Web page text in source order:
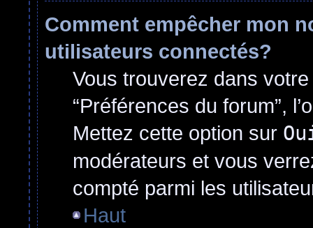
Comment empêcher mon
utilisateurs connectés?
Vous trouverez dans
“Préférences du forum”,
Mettez cette option sur
modérateurs et vous
compté parmi les
Haut